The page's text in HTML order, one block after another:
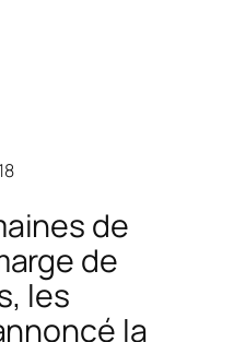
de
de
les
la